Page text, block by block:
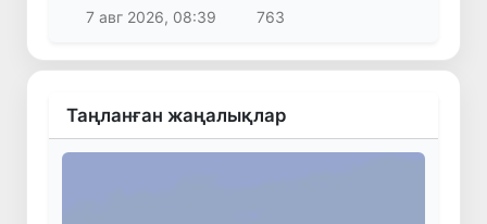
7 авг 2026, 08:39
763
Таңланған жаңалықлар